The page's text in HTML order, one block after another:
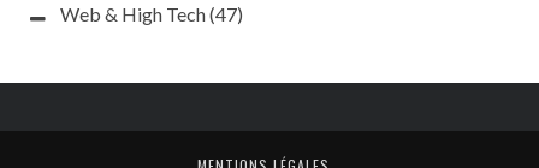
Web & High Tech(47)